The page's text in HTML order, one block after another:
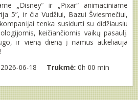
„Disney“ ir „Pixar“ animaciniame
5“, ir čia Vudžiui, Bazui Šviesmečiui,
tenka susidurti su didžiausiu
keičiančiomis vaikų pasaulį.
ir vieną dieną į namus atkeliauja
2026-06-18 Trukmė: 0h 00 min